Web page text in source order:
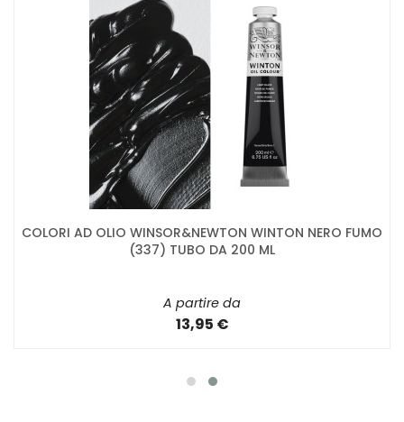
COLORI AD OLIO WINSOR&NEWTON WINTON NERO FUMO
(337) TUBO DA 200 ML
A partire da
13,95 €